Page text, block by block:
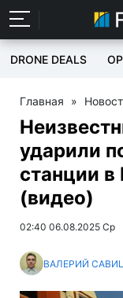
DRONE DEALS
Главная »
ударили
станции в
(видео)
02:40 06.08.2025 Ср
ВАЛЕРИЙ